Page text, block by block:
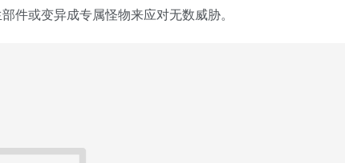
件或变异成专属怪物来应对无数威胁。